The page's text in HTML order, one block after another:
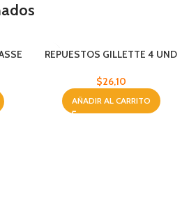
REPUESTOS GILLETTE 4 UND
$26,10
AÑADIR AL CARRITO